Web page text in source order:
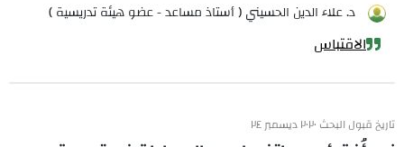
د. علاء الدين الحسيني ( أستاذ مساعد - عضو هيئة تدريسية )
الاقتباس
تاريخ قبول البحث ٢٠٢٠ ديسمبر ٢٤